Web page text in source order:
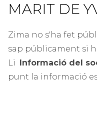
MARIT DE
Zima no s'ha fet
sap públicament si
Li
Informació del
punt la informació